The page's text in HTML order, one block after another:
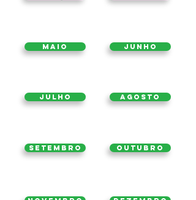
Maio Junho
Julho Agosto
Setembro Outubro